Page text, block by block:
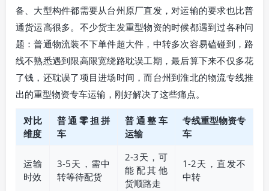
备、大型构件都需要从台州原厂直发，对运输的要求也比普
通货运高很多。不少货主发重型物资的时候都遇到过各种问
题：普通物流装不下单件超大件，中转多次容易磕碰到，路
线不熟悉遇到限高限宽绕路耽误工期，最后算下来不仅多花
了钱，还耽误了项目进场时间，而台州到淮北的物流专线推
出的重型物资专车运输，刚好解决了这些痛点。
对比
维度
普通零担拼
车
普通整车
运输
专线重型物资专
车
运输
时效
3-5天，需中
转等待配货
2-3天，可
能配其他
货顺路走
1-2天，直发不
中转